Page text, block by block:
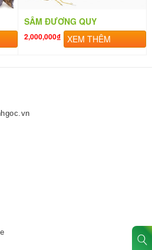
SÂM ĐƯƠNG QUY
2,000,000₫ XEM THÊM